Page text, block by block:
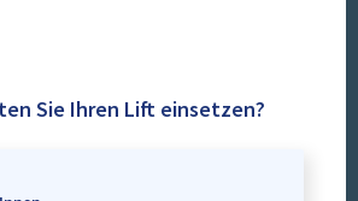
Sie Ihren Lift einsetzen?